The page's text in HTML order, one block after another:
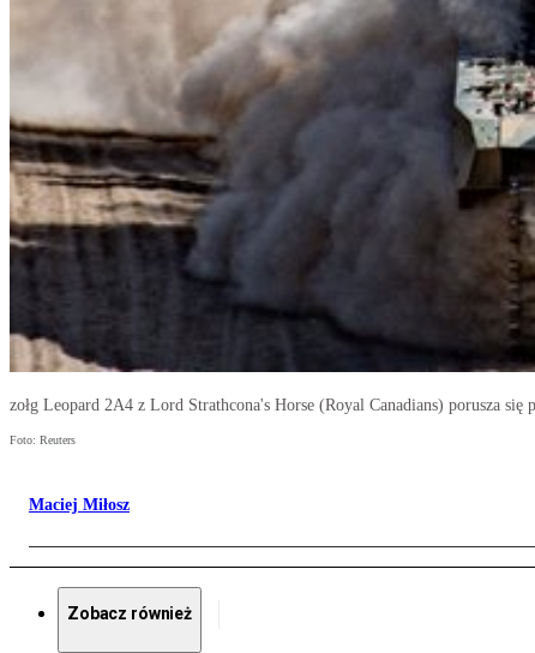
zołg Leopard 2A4 z Lord Strathcona's Horse (Royal Canadians) porusza
Foto: Reuters
Maciej Miłosz
Zobacz również